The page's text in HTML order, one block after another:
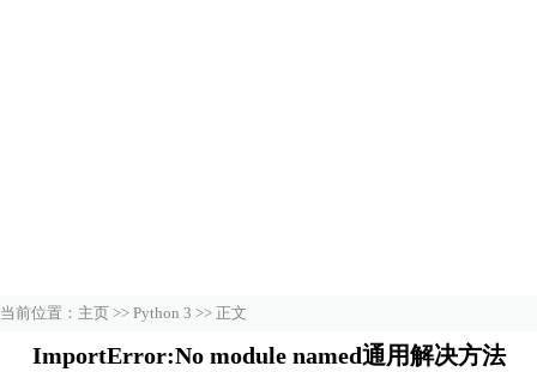
当前位置： 主页 >> Python 3 >> 正文
ImportError:No module named通用解决方法